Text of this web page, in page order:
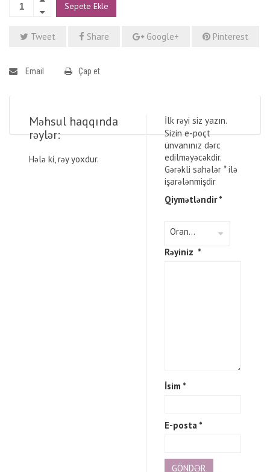
Sepete Ekle
Tweet Share Google+ Pinterest
Email Çap et
Məhsul haqqında
rəylər:
Hələ ki, rəy yoxdur.
İlk rəyi siz yazın.
Sizin e-poçt
ünvanınız dərc
edilməyəcəkdir.
Gərəkli sahələr *ilə
işarələnmişdir
Qiymətləndir*
Rəyiniz *
İsim *
E-posta *